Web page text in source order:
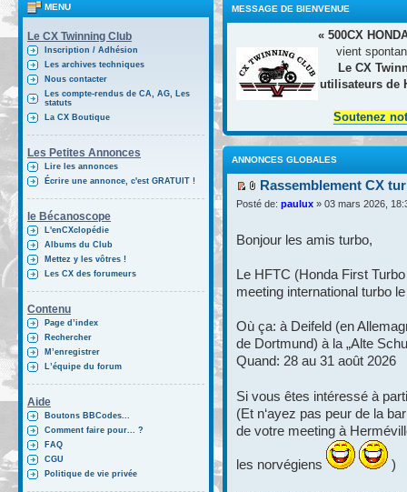
MENU
Le CX Twinning Club
Inscription / Adhésion
Les archives techniques
Nous contacter
Les compte-rendus de CA, AG, Les
statuts
La CX Boutique
Les Petites Annonces
Lire les annonces
Écrire une annonce, c'est GRATUIT !
le Bécanoscope
L'enCXclopédie
Albums du Club
Mettez y les vôtres !
Les CX des forumeurs
Contenu
Page d’index
Rechercher
M’enregistrer
L’équipe du forum
Aide
Boutons BBCodes...
Comment faire pour... ?
FAQ
CGU
Politique de vie privée
MESSAGE DE BIENVENUE
« 500CX
vient
Le CX
utilisateurs de
Soutenez
ANNONCES GLOBALES
Rassemblement CX
Posté de: paulux » 03 mars 2026,
Bonjour les amis turbo,
Le HFTC (Honda First
meeting international turbo
Où ça: à Deifeld (en
de Dortmund) à la „Alte
Quand: 28 au 31 août 2026
Si vous êtes intéressé à
(Et n‘ayez pas peur de la
de votre meeting à
les norvégiens )